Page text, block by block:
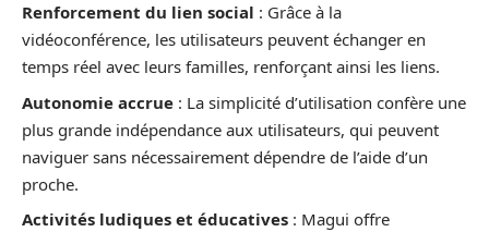
Renforcement du lien social : Grâce à la
vidéoconférence, les utilisateurs peuvent échanger en
temps réel avec leurs familles, renforçant ainsi les liens.
Autonomie accrue : La simplicité d’utilisation confère une
plus grande indépendance aux utilisateurs, qui peuvent
naviguer sans nécessairement dépendre de l’aide d’un
proche.
Activités ludiques et éducatives : Magui offre